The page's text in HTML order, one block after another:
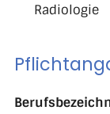
Radiologie